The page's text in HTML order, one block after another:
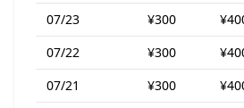
07/23
¥300
07/22
¥300
07/21
¥300